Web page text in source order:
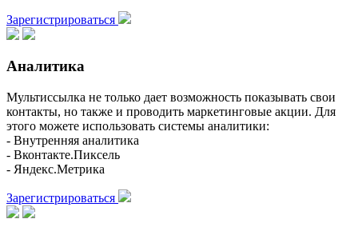
Зарегистрироваться
Аналитика
Мультиссылка не только дает возможность показывать свои
контакты, но также и проводить маркетинговые акции. Для
этого можете использовать системы аналитики:
- Внутренняя аналитика
- Вконтакте.Пиксель
- Яндекс.Метрика
Зарегистрироваться